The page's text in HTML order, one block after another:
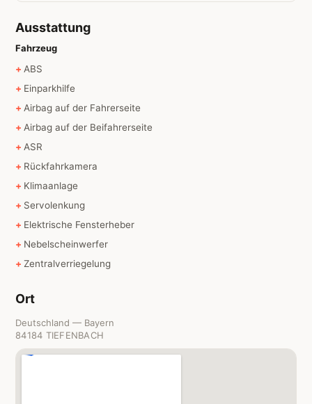
Ausstattung
Fahrzeug
ABS
Einparkhilfe
Airbag auf der Fahrerseite
Airbag auf der Beifahrerseite
ASR
Rückfahrkamera
Klimaanlage
Servolenkung
Elektrische Fensterheber
Nebelscheinwerfer
Zentralverriegelung
Ort
Deutschland — Bayern
84184 TIEFENBACH